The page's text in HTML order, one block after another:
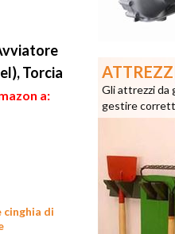
Torcia
a:
di
Gli attrezzi da
gestire